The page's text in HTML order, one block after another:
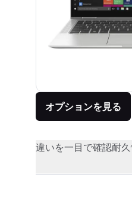
オプションを見る
違いを一目で確認耐